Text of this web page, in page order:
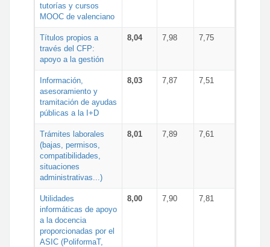
tutorías y cursos
MOOC de valenciano
Títulos propios a
través del CFP:
apoyo a la gestión
8,04 7,98 7,75
Información,
asesoramiento y
tramitación de ayudas
públicas a la I+D
8,03 7,87 7,51
Trámites laborales
(bajas, permisos,
compatibilidades,
situaciones
administrativas...)
8,01 7,89 7,61
Utilidades
informáticas de apoyo
a la docencia
proporcionadas por el
ASIC (PoliformaT,
8,00 7,90 7,81